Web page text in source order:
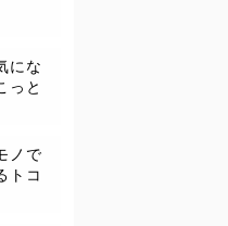
にな
っと
ノで
トコ